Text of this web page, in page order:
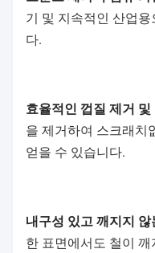
기 및 지속적인 산업
다.
효율적인 껍질 제거 및
을 제거하여 스크래치
얻을 수 있습니다.
내구성 있고 깨지지 않
한 표면에서도 철이